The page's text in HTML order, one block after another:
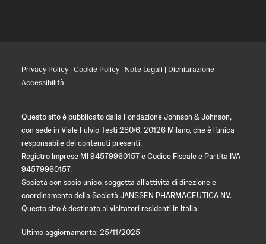
Privacy Policy | Cookie Policy | Note Legali | Dichiarazione
Accessibilità
Questo sito è pubblicato dalla Fondazione Johnson & Johnson,
con sede in Viale Fulvio Testi 280/6, 20126 Milano, che è l’unica
responsabile dei contenuti presenti.
Registro Imprese MI 94579960157 e Codice Fiscale e Partita IVA
94579960157.
Società con socio unico, soggetta all’attività di direzione e
coordinamento della Società JANSSEN PHARMACEUTICA NV.
Questo sito è destinato ai visitatori residenti in Italia.
Ultimo aggiornamento: 25/11/2025